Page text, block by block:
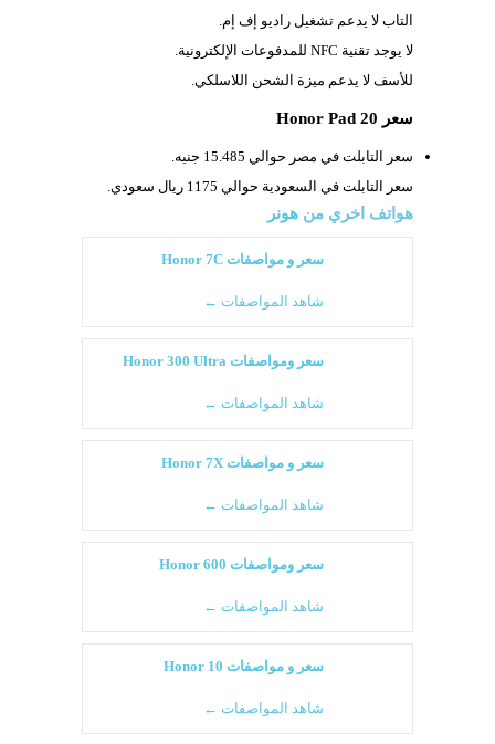
التاب لا يدعم تشغيل راديو إف إم.
لا يوجد تقنية NFC للمدفوعات الإلكترونية.
للأسف لا يدعم ميزة الشحن اللاسلكي.
سعر Honor Pad 20
سعر التابلت في مصر حوالي 15.485 جنيه.
سعر التابلت في السعودية حوالي 1175 ريال سعودي.
هواتف اخري من هونر
سعر و مواصفات Honor 7C
شاهد المواصفات ←
سعر ومواصفات Honor 300 Ultra
شاهد المواصفات ←
سعر و مواصفات Honor 7X
شاهد المواصفات ←
سعر ومواصفات Honor 600
شاهد المواصفات ←
سعر و مواصفات Honor 10
شاهد المواصفات ←